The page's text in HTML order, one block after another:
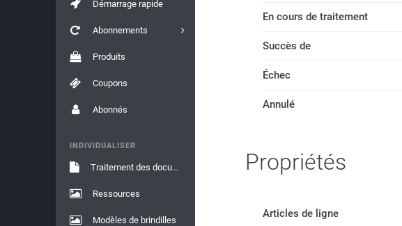
Démarrage rapide
Abonnements
Produits
Coupons
Abonnés
INDIVIDUALISER
Traitement des documents
Ressources
Modèles de brindilles
En cours de traitement
Succès de
Échec
Annulé
Propriétés
Articles de ligne